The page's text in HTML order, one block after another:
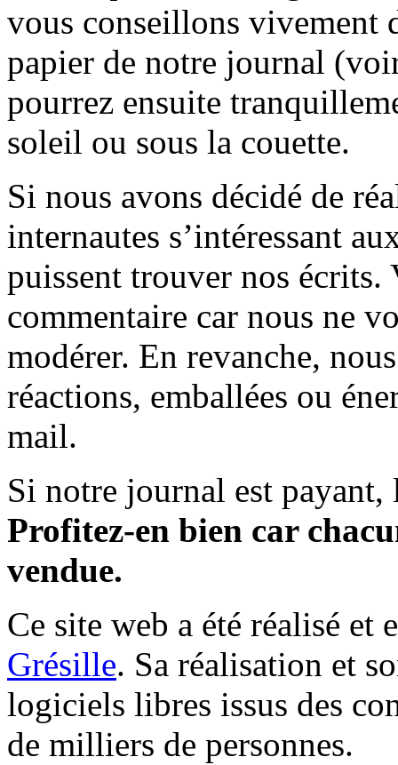
vous conseillons vivement
papier de notre journal
pourrez ensuite
soleil ou sous la couette.
Si nous avons décidé de
internautes s’intéressant
puissent trouver nos écrits.
commentaire car nous ne
modérer. En revanche,
réactions, emballées ou
mail.
Si notre journal est payant,
Profitez-en bien car
vendue.
Ce site web a été réalisé et
Grésille. Sa réalisation et
logiciels libres issus des
de milliers de personnes.